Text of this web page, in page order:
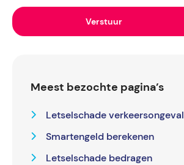
Meest bezochte pagina’s
Letselschade verkeersongeval
Smartengeld berekenen
Letselschade bedragen